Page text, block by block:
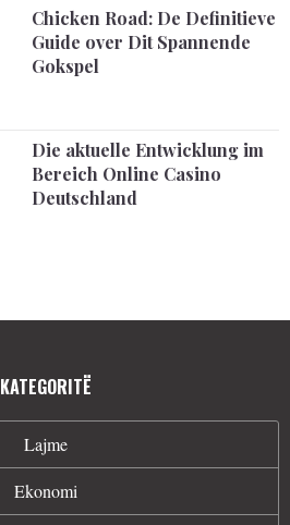
Chicken Road: De Definitieve
Guide over Dit Spannende
Gokspel
Die aktuelle Entwicklung im
Bereich Online Casino
Deutschland
KATEGORITË
Lajme
Ekonomi